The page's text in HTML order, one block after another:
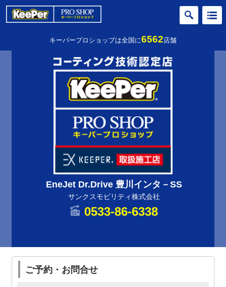
キーパープロショップは全国に6562店舗
EneJet Dr.Drive 豊川インタ－SS
サンクスモビリティ株式会社
0533-86-6338
ご予約・お問合せ